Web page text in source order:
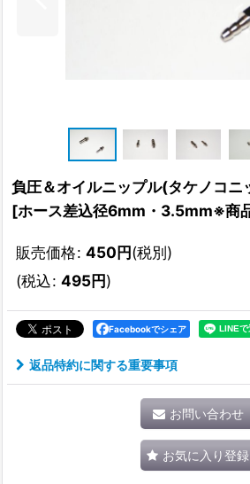
負圧＆オイルニップル(タケノコニ
[ホース差込径6mm・3.5mm※商
販売価格: 450円(税別)
(税込: 495円)
Facebookでシェア
返品特約に関する重要事項
お問い合わせ
お気に入り登録